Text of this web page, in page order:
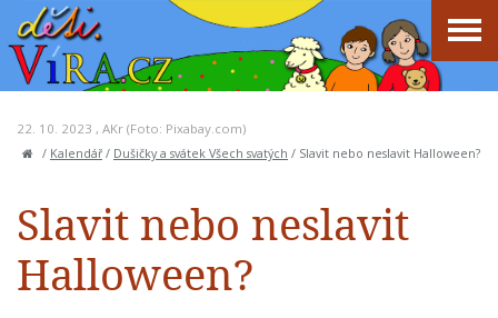
22. 10. 2023 , AKr (Foto: Pixabay.com)
/ Kalendář / Dušičky a svátek Všech svatých / Slavit nebo neslavit Halloween?
Slavit nebo neslavit
Halloween?